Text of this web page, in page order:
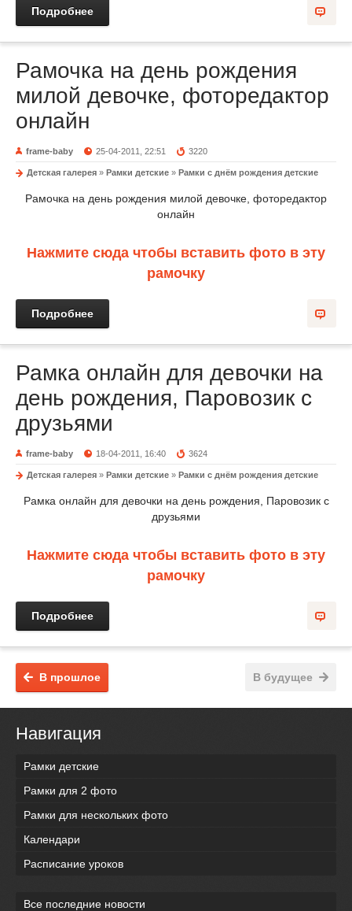
Подробнее
Рамочка на день рождения
милой девочке, фоторедактор
онлайн
frame-baby 25-04-2011, 22:51 3220
Детская галерея » Рамки детские » Рамки с днём рождения детские
Рамочка на день рождения милой девочке, фоторедактор
онлайн
Нажмите сюда чтобы вставить фото в эту
рамочку
Подробнее
Рамка онлайн для девочки на
день рождения, Паровозик с
друзьями
frame-baby 18-04-2011, 16:40 3624
Детская галерея » Рамки детские » Рамки с днём рождения детские
Рамка онлайн для девочки на день рождения, Паровозик с
друзьями
Нажмите сюда чтобы вставить фото в эту
рамочку
Подробнее
В будущее
В прошлое
Навигация
Рамки детские
Рамки для 2 фото
Рамки для нескольких фото
Календари
Расписание уроков
Все последние новости